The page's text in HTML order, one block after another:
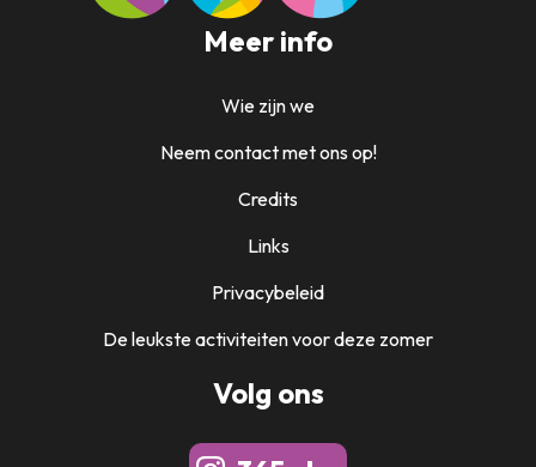
Meer info
Wie zijn we
Neem contact met ons op!
Credits
Links
Privacybeleid
De leukste activiteiten voor deze zomer
Volg ons